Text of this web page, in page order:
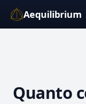
Aequilibrium
Quanto